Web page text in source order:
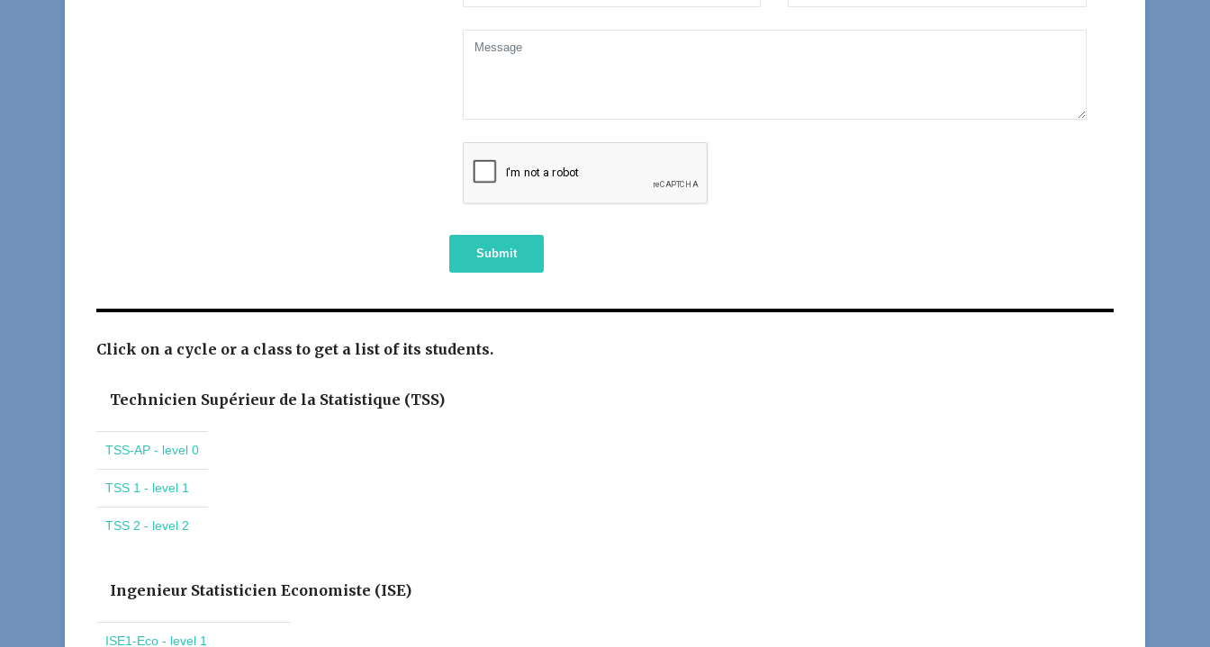
Submit
Click on a cycle or a class to get a list of its students.
Technicien Supérieur de la Statistique (TSS)
TSS-AP - level 0
TSS 1 - level 1
TSS 2 - level 2
Ingenieur Statisticien Economiste (ISE)
ISE1-Eco - level 1